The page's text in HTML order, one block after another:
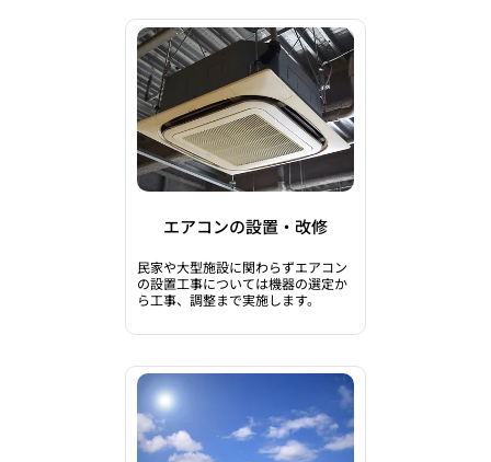
エアコンの設置・改修
民家や大型施設に関わらずエアコン
の設置工事については機器の選定か
ら工事、調整まで実施します。